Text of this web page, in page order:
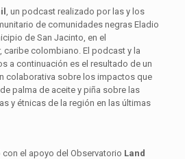
, un podcast realizado por las y los
de comunidades negras Eladio
de San Jacinto, en el
caribe colombiano. El podcast y la
a continuación es el resultado de un
colaborativa sobre los impactos que
palma de aceite y piña sobre las
y étnicas de la región en las últimas
el apoyo del Observatorio Land